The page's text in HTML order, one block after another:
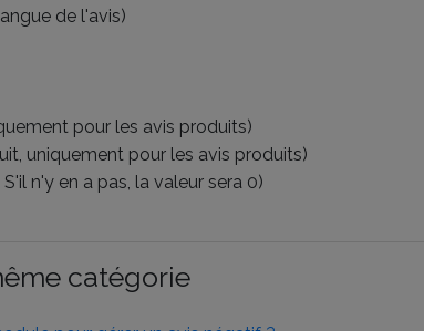
de l'avis)
pour les avis produits)
uniquement pour les avis produits)
n'y en a pas, la valeur sera 0)
catégorie